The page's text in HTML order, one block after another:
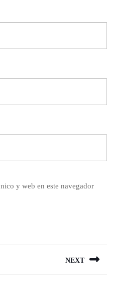
y web en este navegador
NEXT